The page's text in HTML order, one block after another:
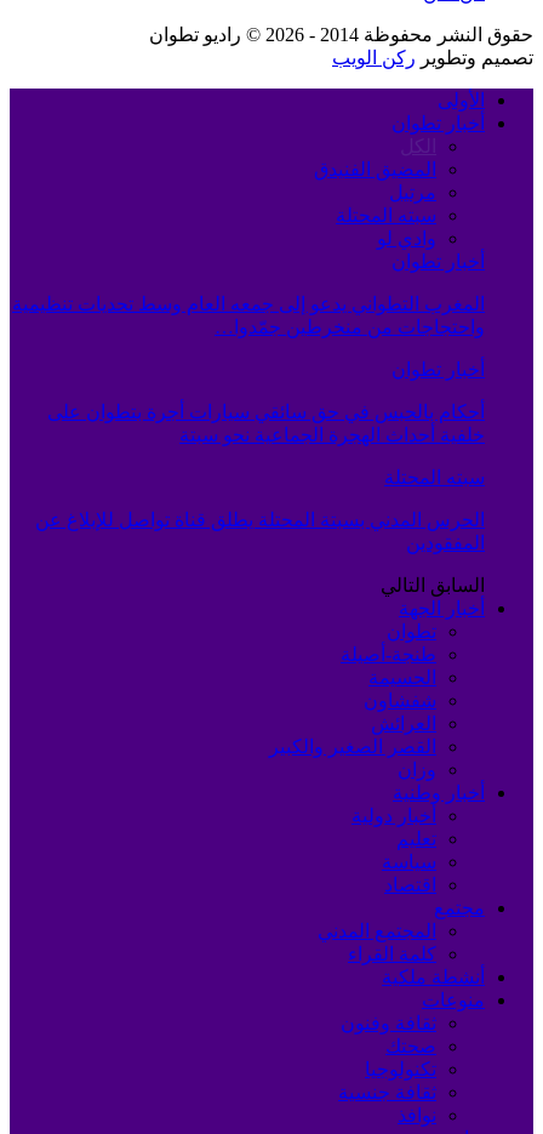
حقوق النشر محفوظة 2014 - 2026 © راديو تطوان
تصميم وتطوير ركن الويب
الأولى
أخبار تطوان
الكل
المضيق الفنيدق
مرتيل
سبته المحتلة
وادي لو
أخبار تطوان
المغرب التطواني يدعو إلى جمعه العام وسط تحديات تنظيمية
واحتجاجات من منخرطين جمّدوا…
أخبار تطوان
أحكام بالحبس في حق سائقي سيارات أجرة بتطوان على
خلفية أحداث الهجرة الجماعية نحو سبتة
سبته المحتلة
الحرس المدني بسبتة المحتلة يطلق قناة تواصل للإبلاغ عن
المفقودين
السابق التالي
أخبار الجهة
تطوان
طنجة-أصيلة
الحسيمة
شفشاون
العرائش
القصر الصغير والكبير
وزان
أخبار وطنية
أخبار دولية
تعليم
سياسة
اقتصاد
مجتمع
المجتمع المدني
كلمة القراء
أنشطة ملكية
منوعات
ثقافة وفنون
صحتك
تكنولوجيا
ثقافة جنسية
نوافذ